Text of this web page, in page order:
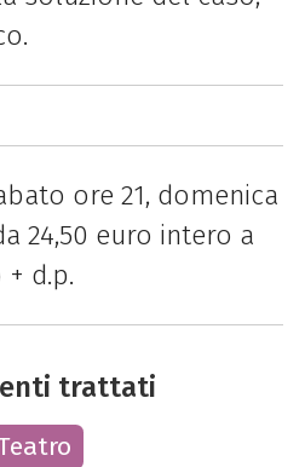
ore 21, domenica
24,50 euro intero a
d.p.
trattati